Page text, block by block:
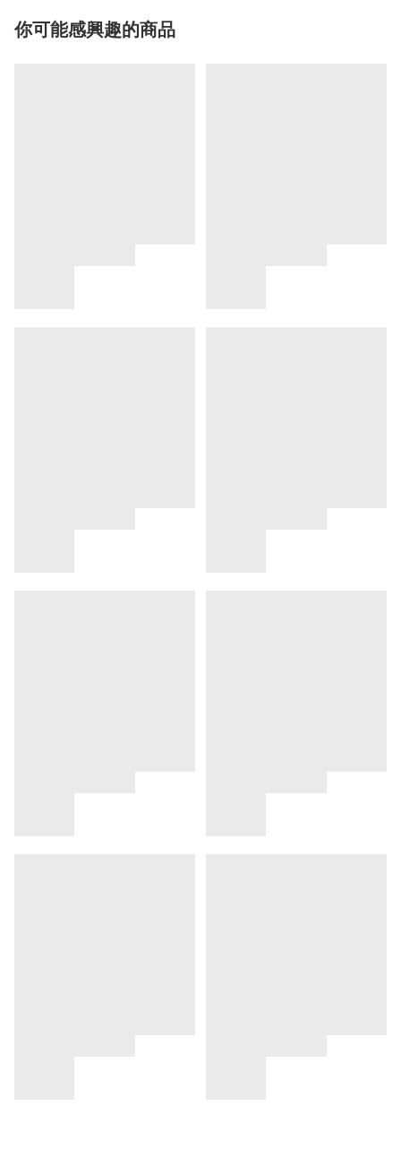
你可能感興趣的商品